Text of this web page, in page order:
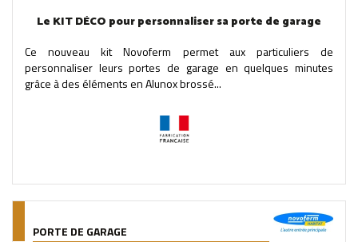
Le KIT DÉCO pour personnaliser sa porte de garage
Ce nouveau kit Novoferm permet aux particuliers de
personnaliser leurs portes de garage en quelques minutes
grâce à des éléments en Alunox brossé...
PORTE DE GARAGE